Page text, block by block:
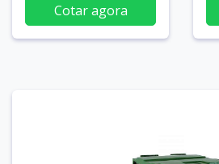
Cotar agora